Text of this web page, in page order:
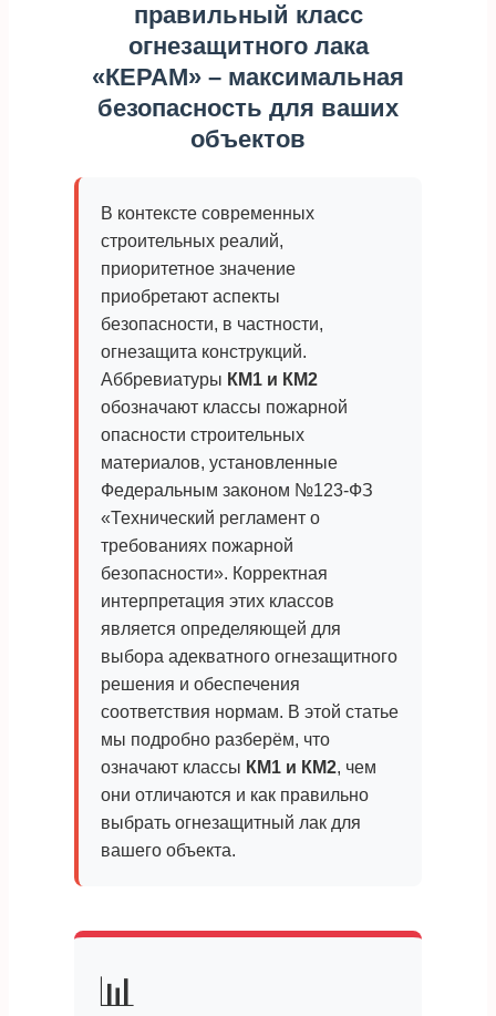
правильный класс
огнезащитного лака
«КЕРАМ» – максимальная
безопасность для ваших
объектов
В контексте современных
строительных реалий,
приоритетное значение
приобретают аспекты
безопасности, в частности,
огнезащита конструкций.
Аббревиатуры КМ1 и КМ2
обозначают классы пожарной
опасности строительных
материалов, установленные
Федеральным законом №123-ФЗ
«Технический регламент о
требованиях пожарной
безопасности». Корректная
интерпретация этих классов
является определяющей для
выбора адекватного огнезащитного
решения и обеспечения
соответствия нормам. В этой статье
мы подробно разберём, что
означают классы КМ1 и КМ2, чем
они отличаются и как правильно
выбрать огнезащитный лак для
вашего объекта.
📊